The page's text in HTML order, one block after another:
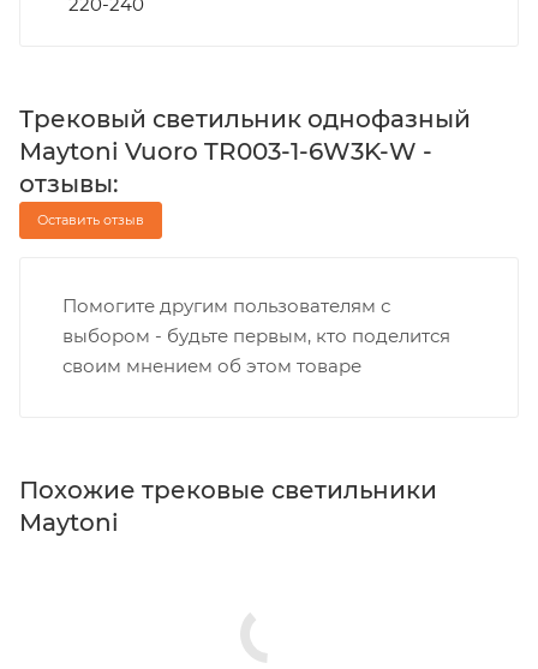
Трековый светильник однофазный
Maytoni Vuoro TR003-1-6W3K-W -
отзывы:
Оставить отзыв
Помогите другим пользователям с
выбором - будьте первым, кто поделится
своим мнением об этом товаре
Похожие трековые светильники
Maytoni